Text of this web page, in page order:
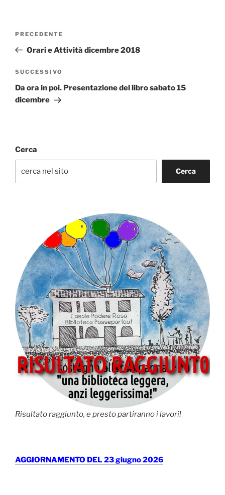
Articolo
precedente:
PRECEDENTE
Orari e Attività dicembre 2018
Articolo
successivo
SUCCESSIVO
Da ora in poi. Presentazione del libro sabato 15
dicembre
Cerca
Cerca
Risultato raggiunto, e presto partiranno i lavori!
AGGIORNAMENTO DEL 23 giugno 2026